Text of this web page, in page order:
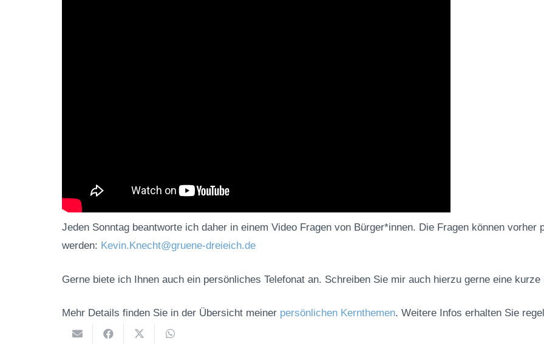
Jeden Sonntag beantworte ich daher in einem Video Fragen von Bürger*innen. Die Fragen können vorher
werden: Kevin.Knecht@gruene-dreieich.de
Gerne biete ich Ihnen auch ein persönliches Telefonat an. Schreiben Sie mir auch hierzu gerne eine kurze
Mehr Details finden Sie in der Übersicht meiner persönlichen Kernthemen. Weitere Infos erhalten Sie